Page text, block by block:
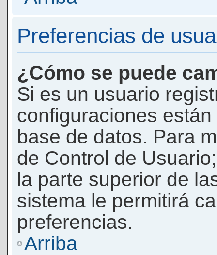
Preferencias de
¿Cómo se puede
Si es un usuario
configuraciones
base de datos. Para
de Control de
la parte superior de
sistema le permitirá
preferencias.
Arriba